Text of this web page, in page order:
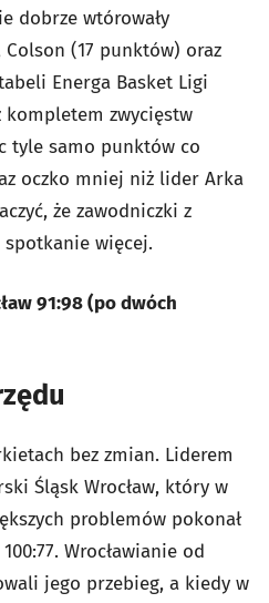
dobrze wtórowały
(17 punktów) oraz
Energa Basket Ligi
kompletem zwycięstw
tyle samo punktów co
oczko mniej niż lider Arka
że zawodniczki z
spotkanie więcej.
91:98 (po dwóch
bez zmian. Liderem
Śląsk Wrocław, który w
problemów pokonał
Wrocławianie od
jego przebieg, a kiedy w